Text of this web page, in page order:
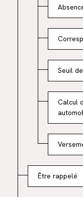
Seuil
Calcul
Être rappelé